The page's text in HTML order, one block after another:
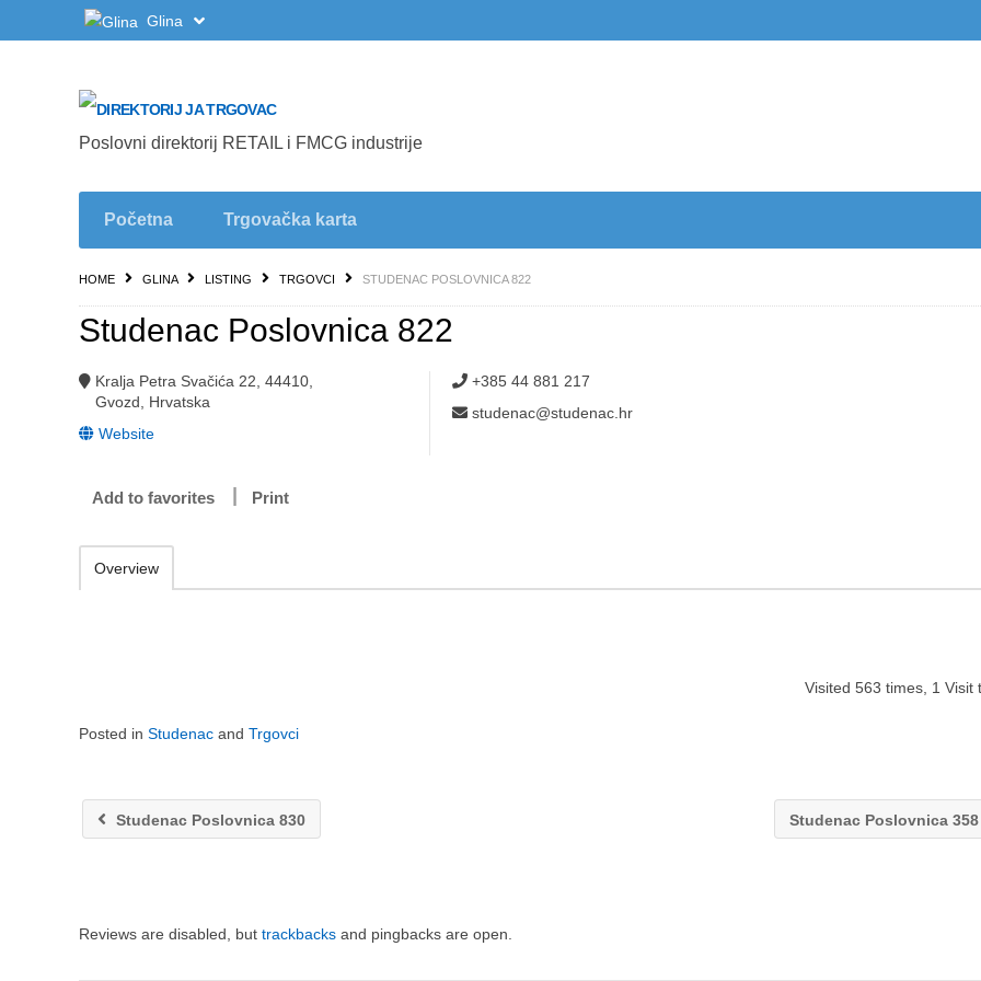
Glina
Poslovni direktorij RETAIL i FMCG industrije
Početna Trgovačka karta
HOME GLINA LISTING TRGOVCI STUDENAC POSLOVNICA 822
Studenac Poslovnica 822
Kralja Petra Svačića 22, 44410,
Gvozd, Hrvatska
Website
+385 44 881 217
studenac@studenac.hr
Add to favorites Print
Overview
Visited 563 times, 1 Visit
Posted in Studenac and Trgovci
Studenac Poslovnica 830 Studenac Poslovnica 358
Reviews are disabled, but trackbacks and pingbacks are open.